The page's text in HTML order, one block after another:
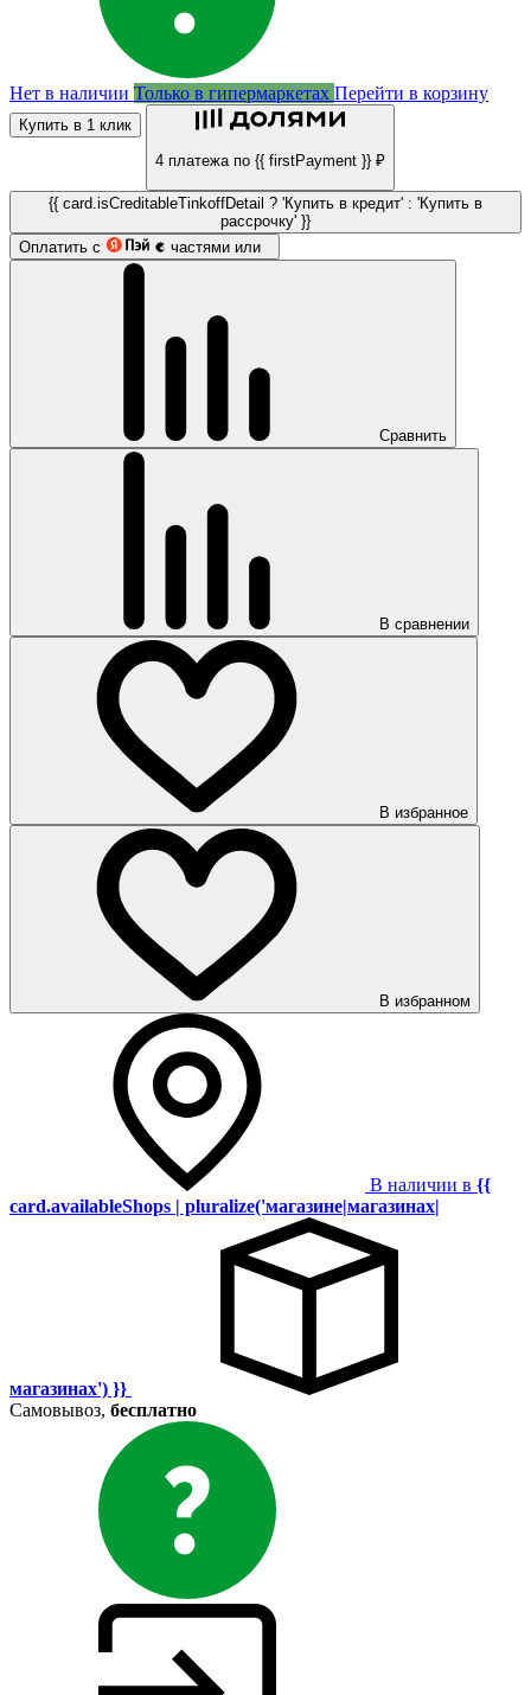
Нет в наличии Только в гипермаркетах Перейти в корзину
Купить в 1 клик
4 платежа по {{ firstPayment }} ₽
{{ card.isCreditableTinkoffDetail ? 'Купить в кредит' : 'Купить в
рассрочку' }}
Оплатить с
частями или
Сравнить
В сравнении
В избранное
В избранном
В наличии в {{
card.availableShops | pluralize('магазине|магазинах|
магазинах') }}
Самовывоз, бесплатно